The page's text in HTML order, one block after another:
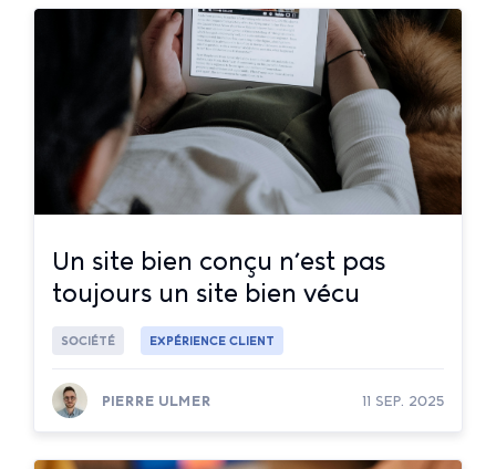
Lire la suite
Un site bien conçu n’est pas
toujours un site bien vécu
SOCIÉTÉ EXPÉRIENCE CLIENT
PIERRE ULMER 11 SEP. 2025
Lire la suite